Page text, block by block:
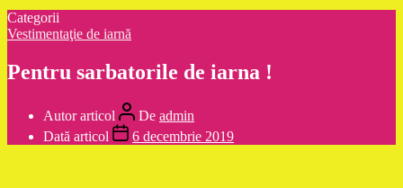
Categorii
Vestimentaţie de iarnă
Pentru sarbatorile de iarna !
Autor articol De admin
Dată articol
6 decembrie 2019